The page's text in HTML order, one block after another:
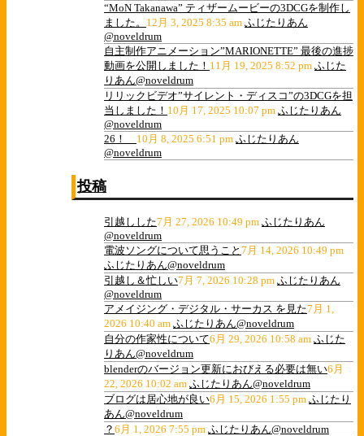
“MoN Takanawa” ティザームービーの3DCGを制作し
ました。 12月 3, 2025 8:35 am ふじたりあん
@noveldrum
自主制作アニメーション”MARIONETTE” 最後の進捗
動画を公開しました！ 11月 19, 2025 8:52 pm ふじた
りあん@noveldrum
リリックビデオ”サイレント・ディスコ”の3DCGを担
当しました！ 10月 17, 2025 10:07 pm ふじたりあん
@noveldrum
26！ 10月 8, 2025 6:51 pm ふじたりあん
@noveldrum
投稿
引越しした7月 27, 2026 10:49 pm ふじたりあん
@noveldrum
電波ソングについて思うこと 7月 14, 2026 10:49 pm
ふじたりあん@noveldrum
引越し＆忙しい7月 7, 2026 10:28 pm ふじたりあん
@noveldrum
アメイジング・デジタル・サーカス を見た7月 1,
2026 10:40 am ふじたりあん@noveldrum
自分の作家性について6月 29, 2026 10:58 am ふじた
りあん@noveldrum
blenderのバージョン更新におびえる必要は無い6月
22, 2026 10:02 am ふじたりあん@noveldrum
ブログは居心地が良い6月 15, 2026 1:55 pm ふじたり
あん@noveldrum
？ 6月 1, 2026 7:55 pm ふじたりあん@noveldrum